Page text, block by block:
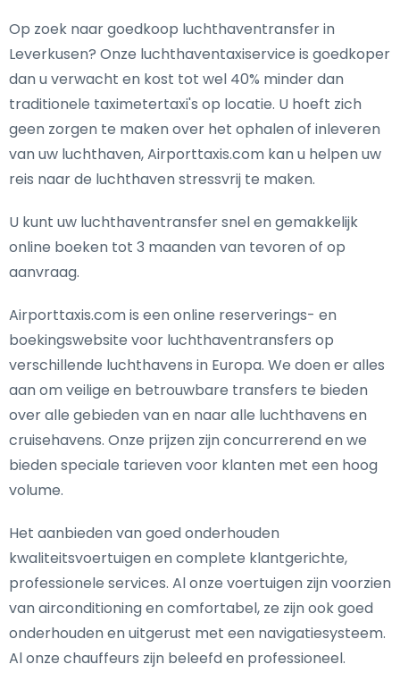
Op zoek naar goedkoop luchthaventransfer in
Leverkusen? Onze luchthaventaxiservice is goedkoper
dan u verwacht en kost tot wel 40% minder dan
traditionele taximetertaxi's op locatie. U hoeft zich
geen zorgen te maken over het ophalen of inleveren
van uw luchthaven, Airporttaxis.com kan u helpen uw
reis naar de luchthaven stressvrij te maken.
U kunt uw luchthaventransfer snel en gemakkelijk
online boeken tot 3 maanden van tevoren of op
aanvraag.
Airporttaxis.com is een online reserverings- en
boekingswebsite voor luchthaventransfers op
verschillende luchthavens in Europa. We doen er alles
aan om veilige en betrouwbare transfers te bieden
over alle gebieden van en naar alle luchthavens en
cruisehavens. Onze prijzen zijn concurrerend en we
bieden speciale tarieven voor klanten met een hoog
volume.
Het aanbieden van goed onderhouden
kwaliteitsvoertuigen en complete klantgerichte,
professionele services. Al onze voertuigen zijn voorzien
van airconditioning en comfortabel, ze zijn ook goed
onderhouden en uitgerust met een navigatiesysteem.
Al onze chauffeurs zijn beleefd en professioneel.